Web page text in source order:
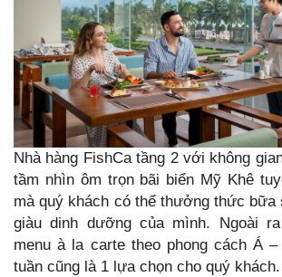
Nhà hàng FishCa tầng 2 với không
tầm nhìn ôm trọn bãi biển Mỹ Khê
mà quý khách có thể thưởng thức bữa
giàu dinh dưỡng của mình. Ngoài
menu à la carte theo phong cách Á
tuần cũng là 1 lựa chọn cho quý khách.